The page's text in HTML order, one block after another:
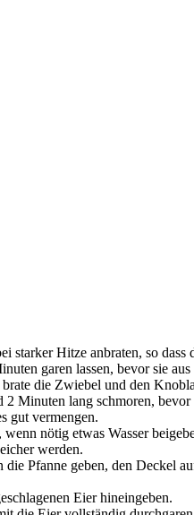
starker Hitze anbraten, so
garen lassen, bevor sie
die Zwiebel und den
Minuten lang schmoren,
gut vermengen.
nötig etwas Wasser
werden.
Pfanne geben, den Deckel
Eier hineingeben.